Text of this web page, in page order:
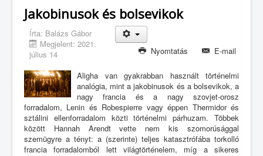
Jakobinusok és bolsevikok
Nyomtatás E-mail
Írta: Balázs Gábor
Megjelent: 2021.
július 14
Aligha van gyakrabban használt történelmi
analógia, mint a jakobinusok és a bolsevikok, a
nagy francia és a nagy szovjet-orosz
forradalom, Lenin és Robespierre vagy éppen Thermidor és
sztálini ellenforradalom közti történelmi párhuzam. Többek
között Hannah Arendt vette nem kis szomorúsággal
szemügyre a tényt: a (szerinte) teljes katasztrófába torkolló
francia forradalomból lett világtörténelem, míg a sikeres